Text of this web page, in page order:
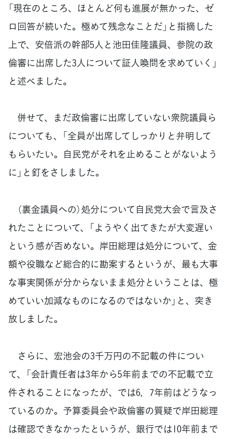
「現在のところ、ほとんど何も進展が無かった、ゼ
ロ回答が続いた。極めて残念なことだ」と指摘した
上で、安倍派の幹部5人と池田佳隆議員、参院の政
倫審に出席した3人について証人喚問を求めていく」
と述べました。
併せて、まだ政倫審に出席していない衆院議員ら
についても、「全員が出席してしっかりと弁明して
もらいたい。自民党がそれを止めることがないよう
に」と釘をさしました。
（裏金議員への）処分について自民党大会で言及さ
れたことについて、「ようやく出てきたが大変遅い
という感が否めない。岸田総理は処分について、金
額や役職など総合的に勘案するというが、最も大事
な事実関係が分からないまま処分ということは、極
めていい加減なものになるのではないか」と、突き
放しました。
さらに、宏池会の3千万円の不記載の件につい
て、「会計責任者は3年から5年前までの不記載で立
件されることになったが、では6，7年前はどうなっ
ているのか。予算委員会や政倫審の質疑で岸田総理
は確認できなかったというが、銀行では10年前まで